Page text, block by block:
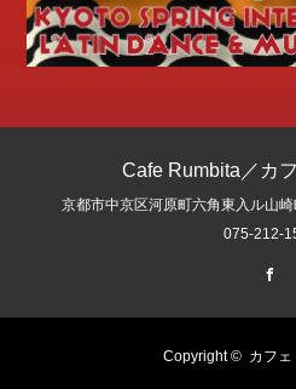
Cafe Rumbita／カ
京都市中京区河原町六角東入ル山
075-212-
Copyright © カフ